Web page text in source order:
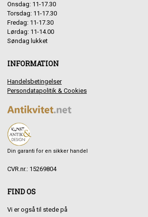
Onsdag: 11-17.30
Torsdag: 11-17.30
Fredag: 11-17.30
Lørdag: 11-14.00
Søndag lukket
INFORMATION
Handelsbetingelser
Persondatapolitik & Cookies
Din garanti for en sikker handel
CVR.nr.: 15269804
FIND OS
Vi er også til stede på